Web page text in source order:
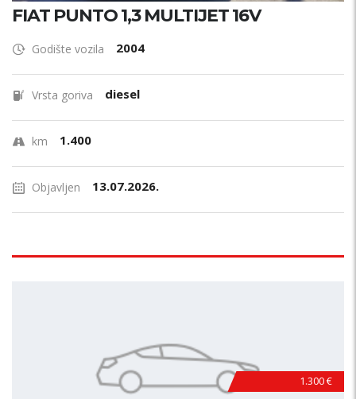
FIAT PUNTO 1,3 MULTIJET 16V
Godište vozila 2004
Vrsta goriva diesel
km 1.400
Objavljen 13.07.2026.
1.300 €